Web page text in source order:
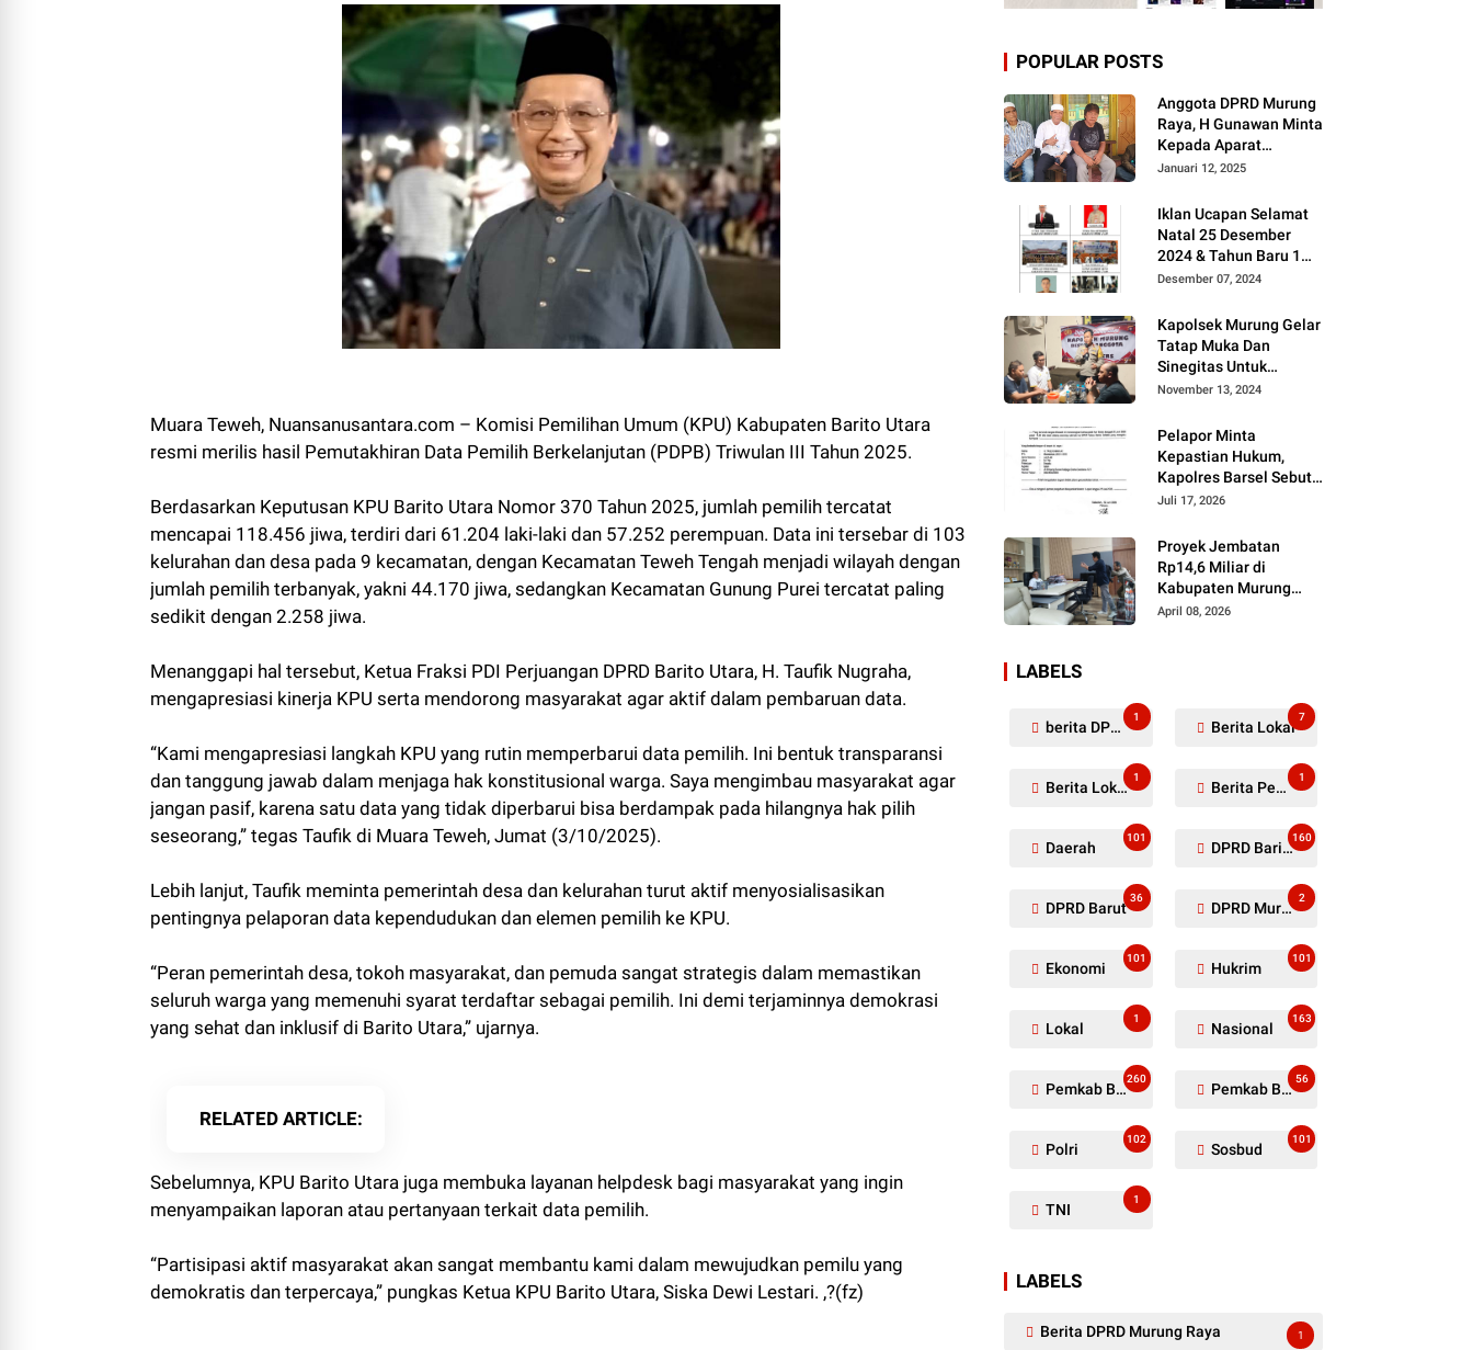
Muara Teweh, Nuansanusantara.com – Komisi Pemilihan Umum (KPU) Kabupaten Barito Utara
resmi merilis hasil Pemutakhiran Data Pemilih Berkelanjutan (PDPB) Triwulan III Tahun 2025.
Berdasarkan Keputusan KPU Barito Utara Nomor 370 Tahun 2025, jumlah pemilih tercatat
mencapai 118.456 jiwa, terdiri dari 61.204 laki-laki dan 57.252 perempuan. Data ini tersebar di 103
kelurahan dan desa pada 9 kecamatan, dengan Kecamatan Teweh Tengah menjadi wilayah dengan
jumlah pemilih terbanyak, yakni 44.170 jiwa, sedangkan Kecamatan Gunung Purei tercatat paling
sedikit dengan 2.258 jiwa.
Menanggapi hal tersebut, Ketua Fraksi PDI Perjuangan DPRD Barito Utara, H. Taufik Nugraha,
mengapresiasi kinerja KPU serta mendorong masyarakat agar aktif dalam pembaruan data.
“Kami mengapresiasi langkah KPU yang rutin memperbarui data pemilih. Ini bentuk transparansi
dan tanggung jawab dalam menjaga hak konstitusional warga. Saya mengimbau masyarakat agar
jangan pasif, karena satu data yang tidak diperbarui bisa berdampak pada hilangnya hak pilih
seseorang,” tegas Taufik di Muara Teweh, Jumat (3/10/2025).
Lebih lanjut, Taufik meminta pemerintah desa dan kelurahan turut aktif menyosialisasikan
pentingnya pelaporan data kependudukan dan elemen pemilih ke KPU.
“Peran pemerintah desa, tokoh masyarakat, dan pemuda sangat strategis dalam memastikan
seluruh warga yang memenuhi syarat terdaftar sebagai pemilih. Ini demi terjaminnya demokrasi
yang sehat dan inklusif di Barito Utara,” ujarnya.
RELATED ARTICLE
Sebelumnya, KPU Barito Utara juga membuka layanan helpdesk bagi masyarakat yang ingin
menyampaikan laporan atau pertanyaan terkait data pemilih.
“Partisipasi aktif masyarakat akan sangat membantu kami dalam mewujudkan pemilu yang
demokratis dan terpercaya,” pungkas Ketua KPU Barito Utara, Siska Dewi Lestari. ,?(fz)
POPULAR POSTS
Anggota DPRD Murung
Raya, H Gunawan Minta
Kepada Aparat
Berantas judi dan
Instruksi Presiden RI
Januari 12, 2025
Iklan Ucapan Selamat
Natal 25 Desember
2024 & Tahun Baru 1
Januari 2025
Desember 07, 2024
Kapolsek Murung Gelar
Tatap Muka Dan
Sinegitas Untuk
Menjaga Situasi
Kondusif Dengan Insan
Pers
November 13, 2024
Pelapor Minta
Kepastian Hukum,
Kapolres Barsel Sebut
Dugaan Penyerobotan
Juli 17, 2026
Proyek Jembatan
Rp14,6 Miliar di
Kabupaten Murung
Raya Mangkrak,
April 08, 2026
LABELS
berita DPRD Murung Raya
1
Berita Lokal
7
Berita Lokal Kabupaten Barito Utara
1
Berita Pemkab Murung Raya
1
Daerah
101
DPRD Barito Utara
160
DPRD Barut
36
DPRD Murung Raya
2
Ekonomi
101
Hukrim
101
Lokal
1
Nasional
163
Pemkab Barito Utara
260
Pemkab Barut
56
Polri
102
Sosbud
101
TNI
1
LABELS
Berita DPRD Murung Raya 1